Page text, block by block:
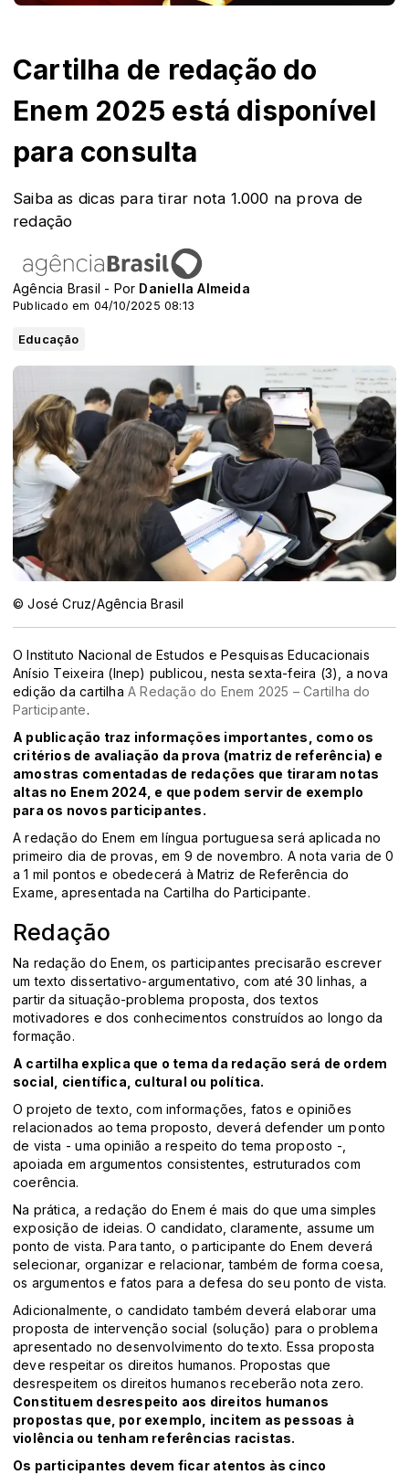
Cartilha de redação do
Enem 2025 está disponível
para consulta
Saiba as dicas para tirar nota 1.000 na prova de
redação
Agência Brasil - Por Daniella Almeida
Publicado em 04/10/2025 08:13
Educação
© José Cruz/Agência Brasil
O Instituto Nacional de Estudos e Pesquisas Educacionais
Anísio Teixeira (Inep) publicou, nesta sexta-feira (3), a nova
edição da cartilha A Redação do Enem 2025 – Cartilha do
Participante.
A publicação traz informações importantes, como os
critérios de avaliação da prova (matriz de referência) e
amostras comentadas de redações que tiraram notas
altas no Enem 2024, e que podem servir de exemplo
para os novos participantes.
A redação do Enem em língua portuguesa será aplicada no
primeiro dia de provas, em 9 de novembro. A nota varia de 0
a 1 mil pontos e obedecerá à Matriz de Referência do
Exame, apresentada na Cartilha do Participante.
Redação
Na redação do Enem, os participantes precisarão escrever
um texto dissertativo-argumentativo, com até 30 linhas, a
partir da situação-problema proposta, dos textos
motivadores e dos conhecimentos construídos ao longo da
formação.
A cartilha explica que o tema da redação será de ordem
social, científica, cultural ou política.
O projeto de texto, com informações, fatos e opiniões
relacionados ao tema proposto, deverá defender um ponto
de vista - uma opinião a respeito do tema proposto -,
apoiada em argumentos consistentes, estruturados com
coerência.
Na prática, a redação do Enem é mais do que uma simples
exposição de ideias. O candidato, claramente, assume um
ponto de vista. Para tanto, o participante do Enem deverá
selecionar, organizar e relacionar, também de forma coesa,
os argumentos e fatos para a defesa do seu ponto de vista.
Adicionalmente, o candidato também deverá elaborar uma
proposta de intervenção social (solução) para o problema
apresentado no desenvolvimento do texto. Essa proposta
deve respeitar os direitos humanos. Propostas que
desrespeitem os direitos humanos receberão nota zero.
Constituem desrespeito aos direitos humanos
propostas que, por exemplo, incitem as pessoas à
violência ou tenham referências racistas.
Os participantes devem ficar atentos às cinco